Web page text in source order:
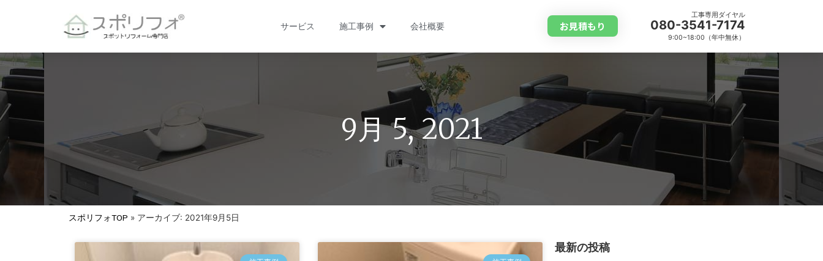
サービス 施工事例 会社概要 お見積もり
工事専用ダイヤル
080-3541-7174
9:00~18:00（年中無休）
9月 5, 2021
スポリフォTOP » アーカイブ: 2021年9月5日
最新の投稿